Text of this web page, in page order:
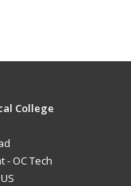
College
- OC Tech